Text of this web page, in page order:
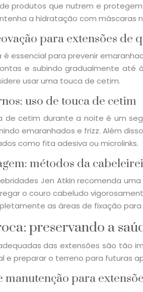
produtos que nutrem e
a hidratação com máscaras
para extensões de
essencial para prevenir
e subindo gradualmente até
usar uma touca de cetim.
uso de touca de cetim
de cetim durante a noite é um
emaranhados e frizz. Além
como fita adesiva ou microlinks.
métodos da
Jen Atkin recomenda
o couro cabeludo
as áreas de fixação
preservando a
das extensões são tão
e preparar o terreno para futuras
manutenção para